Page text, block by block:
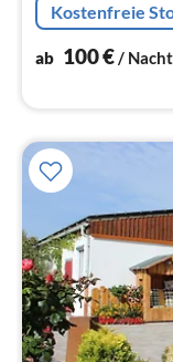
Kostenfreie
ab 100€/ Nacht